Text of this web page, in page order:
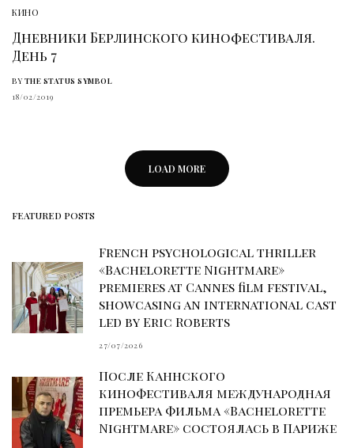
КИНО
Дневники Берлинского кинофестиваля.
День 7
BY THE STATUS SYMBOL
18/02/2019
LOAD MORE
FEATURED POSTS
French psychological thriller
«Bachelorette Nightmare»
premieres at Cannes film festival,
showcasing an international cast
led by Eric Roberts
27/07/2026
После Каннского
кинофестиваля международная
премьера фильма «Bachelorette
Nightmare» состоялась в Париже